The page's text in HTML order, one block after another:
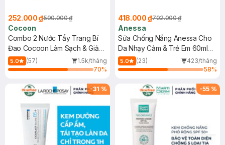
252.000 ₫590.000 ₫
Cocoon
Combo 2 Nước Tẩy Trang Bí
Đao Cocoon Làm Sạch & Giảm
Dầu 500ml
5.0 (57)
1.5k/tháng
70%
418.000 ₫702.000 ₫
Anessa
Sữa Chống Nắng Anessa Cho
Da Nhạy Cảm & Trẻ Em 60ml
(Mới)
5.0 (23)
423/tháng
58%
-31 % -55 %